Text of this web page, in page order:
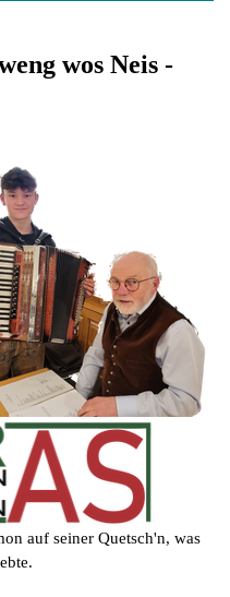
wos Neis -
auf seiner Quetsch'n, was